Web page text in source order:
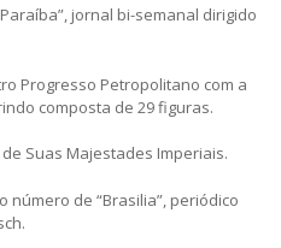
jornal bi-semanal dirigido
Progresso Petropolitano com a
composta de 29 figuras.
Suas Majestades Imperiais.
número de “Brasilia”, periódico